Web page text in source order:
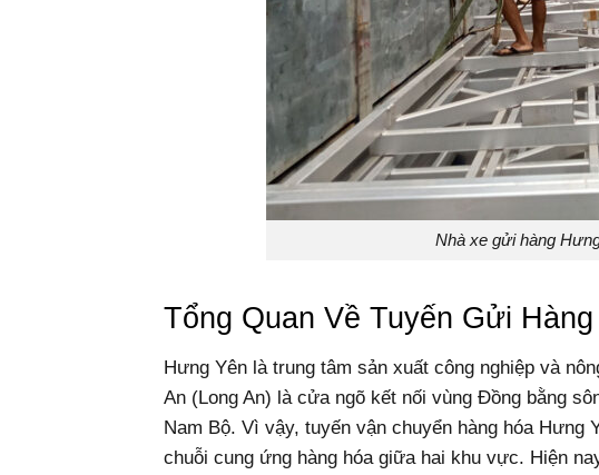
Nhà xe gửi hàng
Tổng Quan Về Tuyến Gửi
Hưng Yên là trung tâm sản xuất công nghiệp và
An (Long An) là cửa ngõ kết nối vùng Đồng bằng
Nam Bộ. Vì vậy, tuyến vận chuyển hàng hóa Hưng
chuỗi cung ứng hàng hóa giữa hai khu vực. Hiện